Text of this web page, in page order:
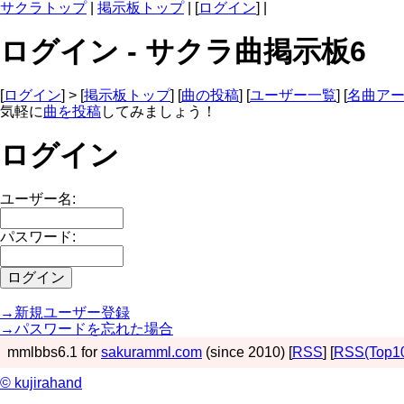
サクラトップ| 掲示板トップ| [ログイン] |
ログイン - サクラ曲掲示板6
[ログイン] > [掲示板トップ] [曲の投稿] [ユーザー一覧] [名曲ア
気軽に曲を投稿してみましょう！
ログイン
ユーザー名:
パスワード:
→新規ユーザー登録
→パスワードを忘れた場合
mmlbbs6.1 for sakuramml.com (since 2010) [RSS] [
© kujirahand